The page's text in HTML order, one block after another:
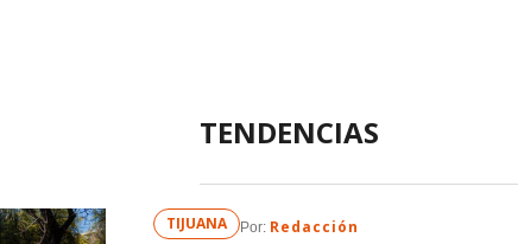
TENDENCIAS
TIJUANA Por: Redacción